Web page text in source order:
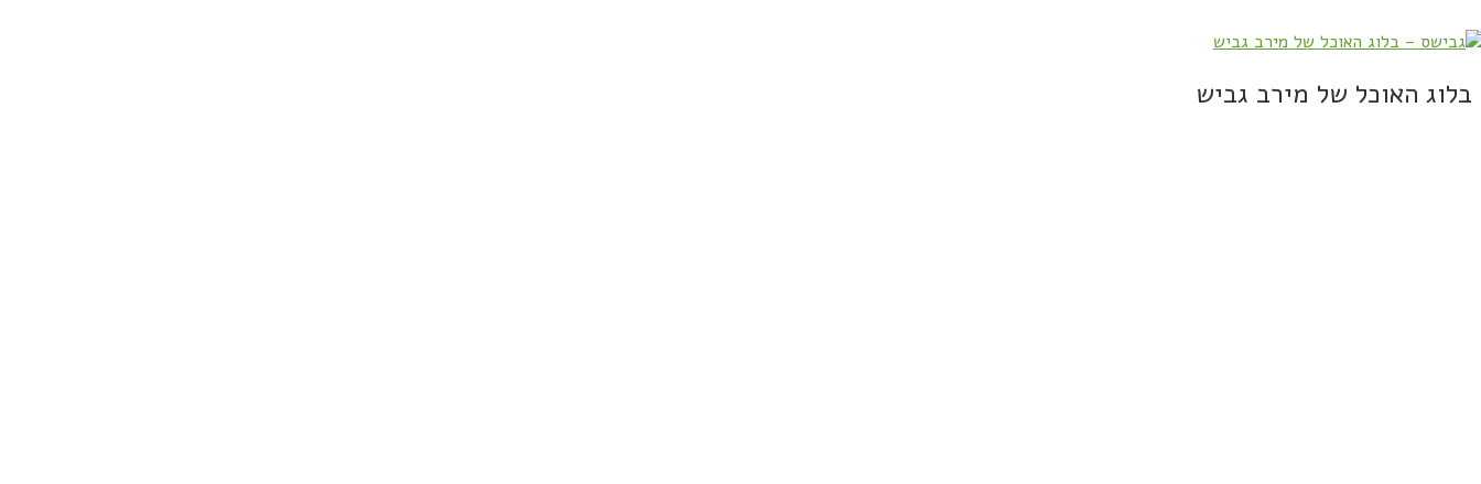
בלוג האוכל של מירב גביש